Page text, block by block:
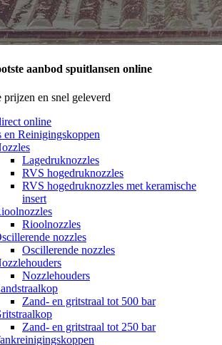
aanbod spuitlansen online
prijzen en snel geleverd
online
en Reinigingskoppen
Lagedruknozzles
RVS hogedruknozzles
RVS hogedruknozzles met keramische
insert
Rioolnozzles
nozzles
Oscillerende nozzles
Nozzlehouders
Zand- en gritstraal tot 500 bar
Zand- en gritstraal tot 250 bar